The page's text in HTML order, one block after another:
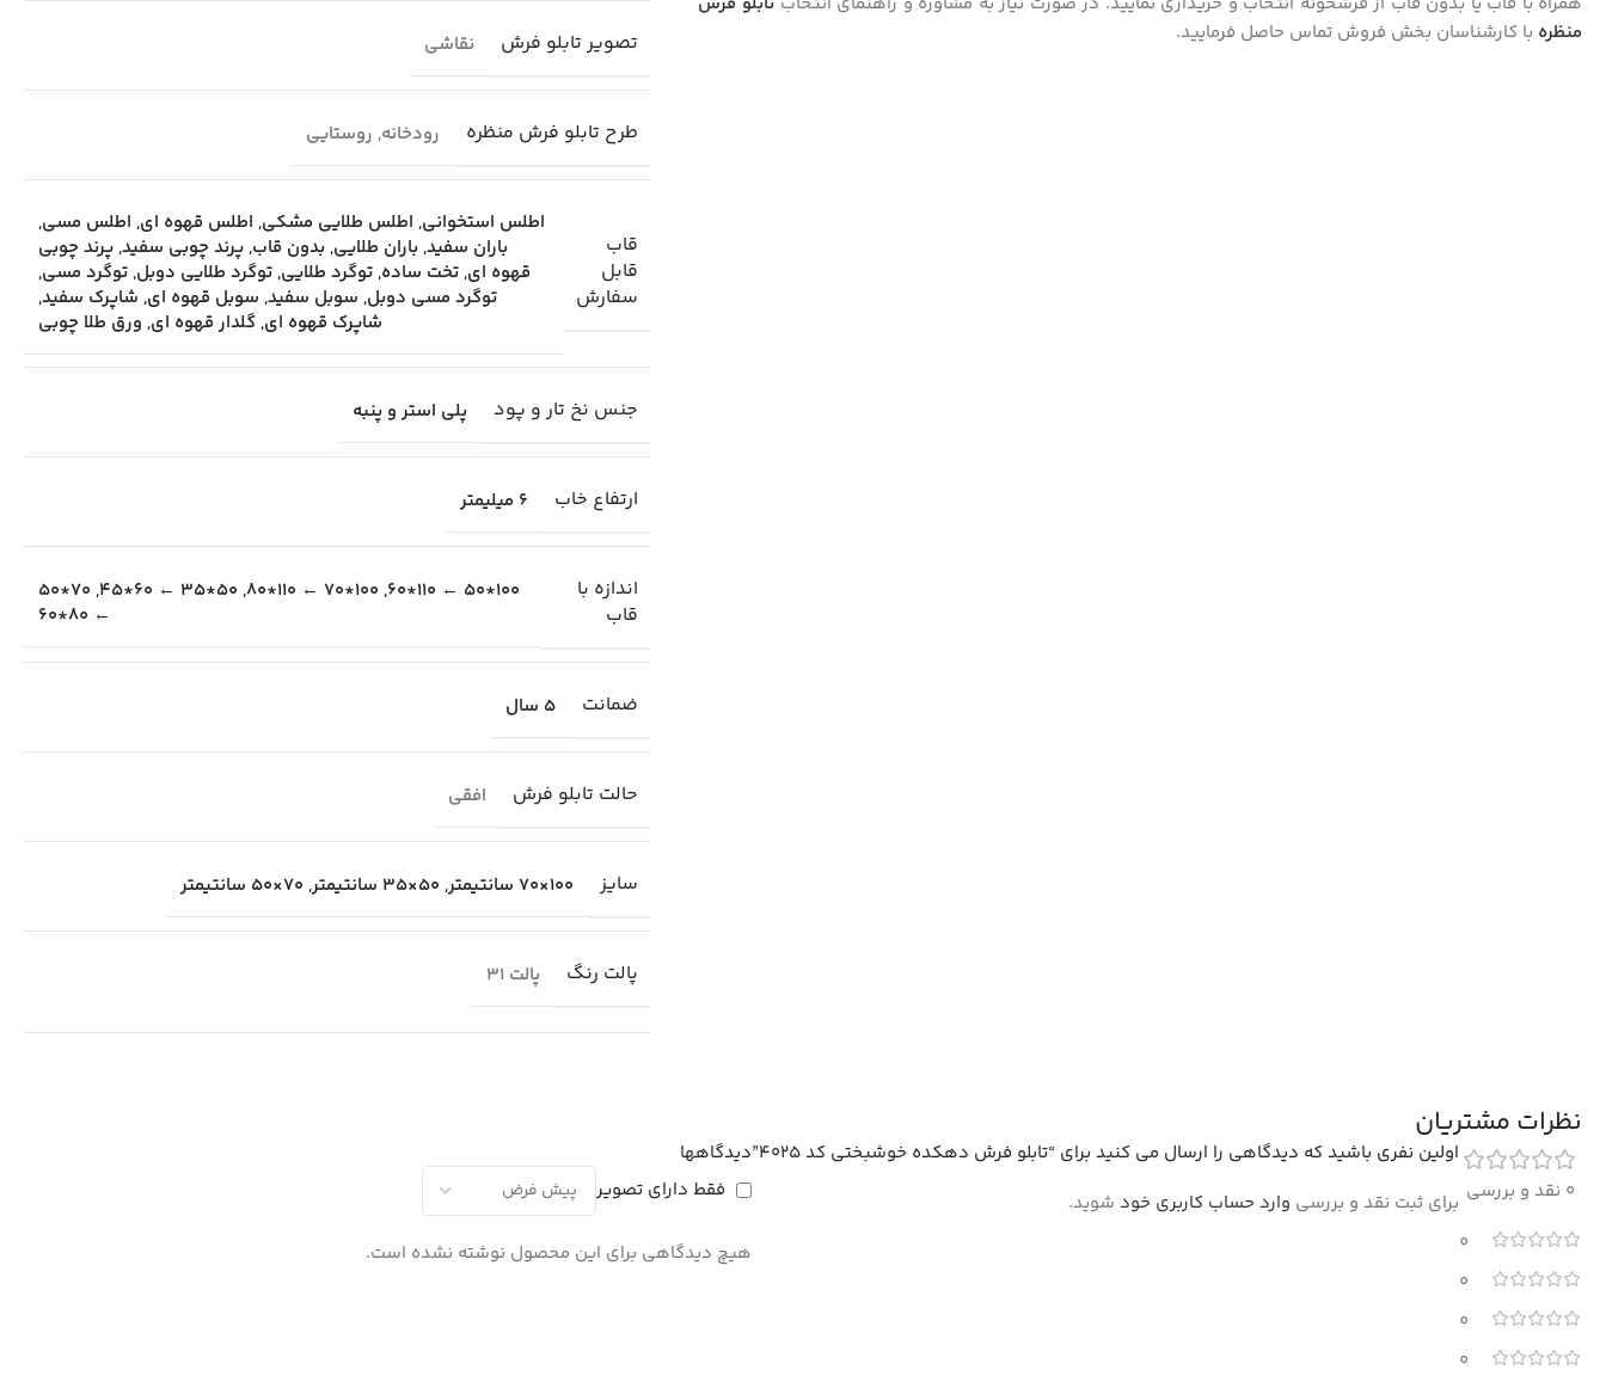
منظره با کارشناسان بخش فروش تماس حاصل فرمایید. تصویر تابلو فرش نقاشی
طرح تابلو فرش منظره رودخانه, روستایی
قاب
قابل
سفارش
اطلس استخوانی, اطلس طلایی مشکی, اطلس قهوه ای, اطلس مسی,
باران سفید,باران طلایی,بدون قاب,پرند چوبی سفید,پرند چوبی
قهوه ای,تخت ساده,توگرد طلایی,توگرد طلایی دوبل,توگرد مسی,
توگرد مسی دوبل, سوبل سفید, سوبل قهوه ای, شاپرک سفید,
شاپرک قهوه ای,گلدار قهوه ای, ورق طلا چوبی
جنس نخ تار و پود پلی استر و پنبه
ارتفاع خاب 6 میلیمتر
اندازه با
قاب
100*50 ← 110*60
,
100*70 ← 110*80
,
50*35 ← 60*45
,
70*50
← 80*60
ضمانت 5 سال
حالت تابلو فرش افقی
سایز 100×70 سانتیمتر , 50×35 سانتیمتر , 70×50 سانتیمتر
پالت رنگ پالت 31
نظرات مشتریان
0 نقد و بررسی
0
0
0
0
دیدگاهها
فقط دارای تصویر
هیچ دیدگاهی برای این محصول نوشته نشده است.
اولین نفری باشید که دیدگاهی را ارسال می کنید برای “تابلو فرش دهکده خوشبختی کد 4025”
برای ثبت نقد و بررسی وارد حساب کاربری خود شوید.